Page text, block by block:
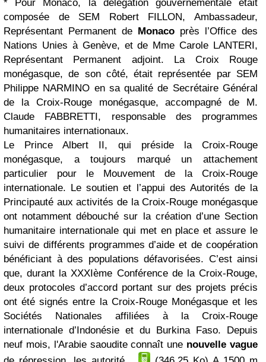
* Pour Monaco, la délégation gouvernementale était
composée de SEM Robert FILLON, Ambassadeur,
Représentant Permanent de Monaco près l’Office des
Nations Unies à Genève, et de Mme Carole LANTERI,
Représentant Permanent adjoint. La Croix Rouge
monégasque, de son côté, était représentée par SEM
Philippe NARMINO en sa qualité de Secrétaire Général
de la Croix-Rouge monégasque, accompagné de M.
Claude FABBRETTI, responsable des programmes
humanitaires internationaux.
Le Prince Albert II, qui préside la Croix-Rouge
monégasque, a toujours marqué un attachement
particulier pour le Mouvement de la Croix-Rouge
internationale. Le soutien et l’appui des Autorités de la
Principauté aux activités de la Croix-Rouge monégasque
ont notamment débouché sur la création d’une Section
humanitaire internationale qui met en place et assure le
suivi de différents programmes d’aide et de coopération
bénéficiant à des populations défavorisées. C’est ainsi
que, durant la XXXIème Conférence de la Croix-Rouge,
deux protocoles d’accord portant sur des projets précis
ont été signés entre la Croix-Rouge Monégasque et les
Sociétés Nationales affiliées à la Croix-Rouge
internationale d’Indonésie et du Burkina Faso. Depuis
neuf mois, l'Arabie saoudite connaît une nouvelle vague